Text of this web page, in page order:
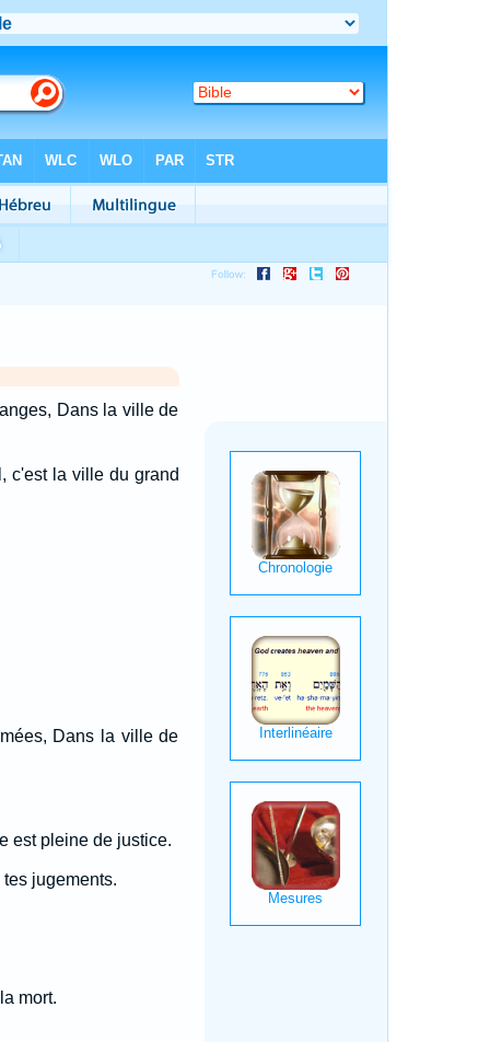
Dans la ville de
c'est la ville du grand
Dans la ville de
est pleine de justice.
jugements.
mort.